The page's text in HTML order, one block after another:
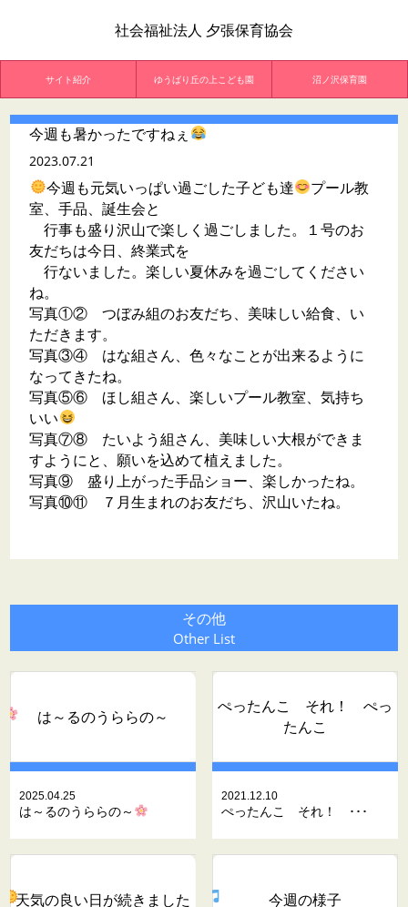
社会福祉法人 夕張保育協会
サイト紹介 ゆうばり丘の上こども園 沼ノ沢保育園
今週も暑かったですねぇ
2023.07.21
今週も元気いっぱい過ごした子ども達
プール教
室、手品、誕生会と
行事も盛り沢山で楽しく過ごしました。１号のお
友だちは今日、終業式を
行ないました。楽しい夏休みを過ごしてください
ね。
写真①② つぼみ組のお友だち、美味しい給食、い
ただきます。
写真③④ はな組さん、色々なことが出来るように
なってきたね。
写真⑤⑥ ほし組さん、楽しいプール教室、気持ち
いい
写真⑦⑧ たいよう組さん、美味しい大根ができま
すようにと、願いを込めて植えました。
写真⑨ 盛り上がった手品ショー、楽しかったね。
写真⑩⑪ ７月生まれのお友だち、沢山いたね。
その他
Other List
は～るのうららの～
2025.04.25
は～るのうららの～
ぺったんこ それ！ ぺっ
たんこ
2021.12.10
ぺったんこ それ！ ･･･
天気の良い日が続きました 今週の様子